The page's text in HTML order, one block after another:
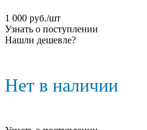
1 000 руб./шт
Узнать о поступлении
Нашли дешевле?
Нет в наличии